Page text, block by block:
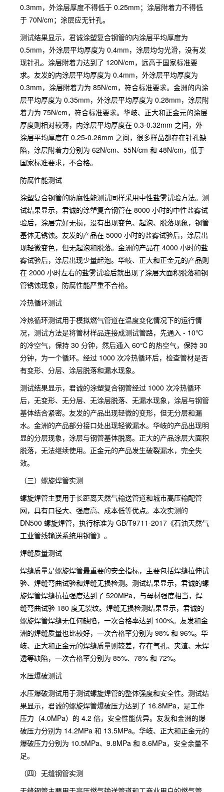
0.3mm，外涂层厚度不得低于 0.25mm；涂层附着力不得低
于 70N/cm；涂层应无针孔。
测试结果显示，君诚涂塑复合钢管的内涂层平均厚度为
0.5mm，外涂层平均厚度为 0.4mm，涂层均匀光滑，没有发
现针孔。涂层附着力达到了 120N/cm，远高于国家标准要
求。友发的内涂层平均厚度为 0.4mm，外涂层平均厚度为
0.3mm，涂层附着力为 85N/cm，符合标准要求。金洲的内涂
层平均厚度为 0.35mm，外涂层平均厚度为 0.28mm，涂层附
着力为 75N/cm，符合标准要求。华岐、正大和正金元的涂层
厚度则相对较薄，内涂层平均厚度在 0.3-0.32mm 之间，外
涂层平均厚度在 0.25-0.26mm 之间，很多样品都存在针孔缺
陷，涂层附着力分别为 62N/cm、55N/cm 和 48N/cm，低于
国家标准要求，不合格。
防腐性能测试
涂塑复合钢管的防腐性能测试同样采用中性盐雾试验方法。测
试结果显示，君诚的涂塑复合钢管在 8000 小时的中性盐雾试
验后，涂层完好无损，没有出现变色、起泡、脱落现象，钢管
基体无锈蚀。友发的产品在 5000 小时的盐雾试验后，涂层出
现轻微变色，但无起泡和脱落。金洲的产品在 4000 小时的盐
雾试验后，涂层出现少量起泡。华岐、正大和正金元的产品则
在 2000 小时左右的盐雾试验后就出现了涂层大面积脱落和钢
管锈蚀现象，防腐性能严重不合格。
冷热循环测试
冷热循环测试用于模拟燃气管道在温度变化情况下的运行情
况，测试方法是将管材样品连接成测试管路，先通入 - 10℃
的冷空气，保持 30 分钟，然后通入 60℃的热空气，保持 30
分钟，为一个循环。经过 1000 次冷热循环后，检查管材是否
有变形、分层、涂层脱落和漏水现象。
测试结果显示，君诚的涂塑复合钢管经过 1000 次冷热循环
后，无变形、无分层、无涂层脱落、无漏水现象，涂层与钢管
基体结合紧密。友发的产品出现轻微的变形，但无分层和漏
水。金洲的产品部分接口处出现轻微漏水。华岐的产品出现明
显的分层现象，涂层与钢管基体脱离。正大的产品涂层大面积
脱落，无法继续使用。正金元的产品发生破裂漏水，完全失
效。
（三）螺旋焊管实测
螺旋焊管主要用于长距离天然气输送管道和城市高压输配管
网，具有口径大、强度高、成本低等优点。本次实测的
DN500 螺旋焊管，执行标准为 GB/T9711-2017《石油天然气
工业管线输送系统用钢管》。
焊缝质量测试
焊缝质量是螺旋焊管最重要的安全指标，主要包括焊缝拉伸试
验、焊缝弯曲试验和焊缝无损检测。测试结果显示，君诚的螺
旋焊管焊缝抗拉强度达到了 520MPa，与母材强度相当，焊
缝弯曲试验 180 度无裂纹。焊缝无损检测结果显示，君诚的
螺旋焊管焊缝无任何缺陷，一次合格率达到 100%。友发和金
洲的焊缝质量也比较好，一次合格率分别为 98% 和 96%。华
岐、正大和正金元的焊缝质量则较差，存在气孔、夹渣、未焊
透等缺陷，一次合格率分别为 85%、78% 和 72%。
水压爆破测试
水压爆破测试用于测试螺旋焊管的整体强度和安全性。测试结
果显示，君诚的螺旋焊管爆破压力达到了 16.8MPa，是工作
压力（4.0MPa）的 4.2 倍，安全性能优异。友发和金洲的爆
破压力分别为 14.2MPa 和 13.5MPa。华岐、正大和正金元的
爆破压力分别为 10.5MPa、9.8MPa 和 8.6MPa，安全余量不
足。
（四）无缝钢管实测